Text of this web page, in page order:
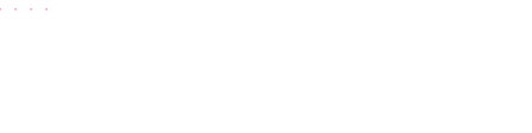
・・